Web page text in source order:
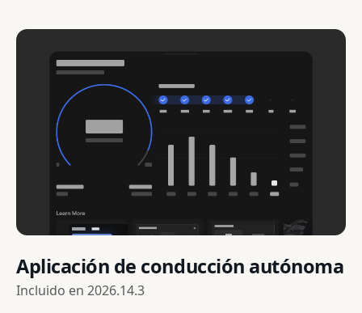
Aplicación de conducción autónoma
Incluido en 2026.14.3